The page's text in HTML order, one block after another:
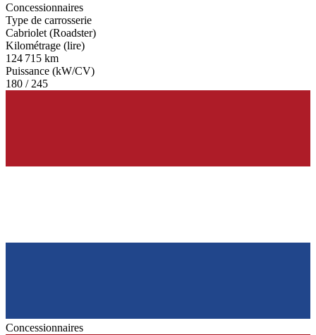
Concessionnaires
Type de carrosserie
Cabriolet (Roadster)
Kilométrage (lire)
124 715 km
Puissance (kW/CV)
180 / 245
Concessionnaires